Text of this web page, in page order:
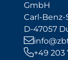
GmbH
Carl-Benz-
D-47057
+49 203